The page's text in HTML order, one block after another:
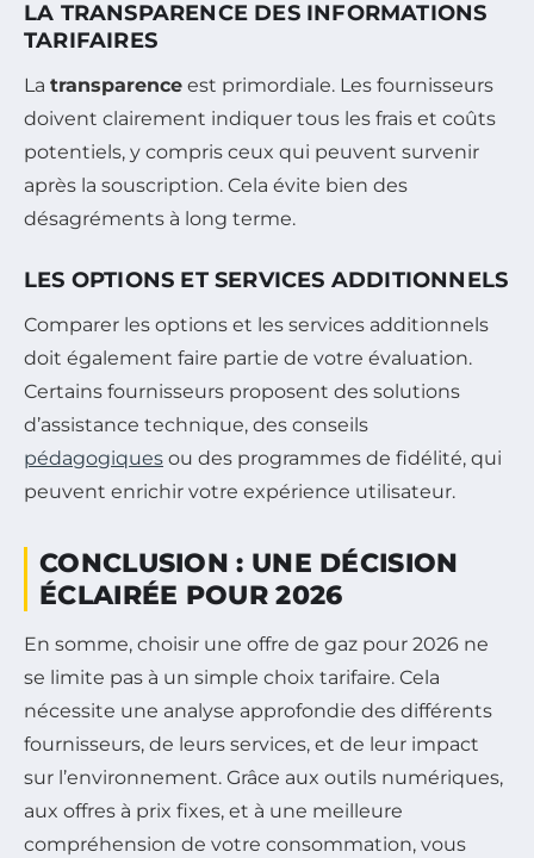
LA TRANSPARENCE DES INFORMATIONS
TARIFAIRES
La transparence est primordiale. Les fournisseurs
doivent clairement indiquer tous les frais et coûts
potentiels, y compris ceux qui peuvent survenir
après la souscription. Cela évite bien des
désagréments à long terme.
LES OPTIONS ET SERVICES ADDITIONNELS
Comparer les options et les services additionnels
doit également faire partie de votre évaluation.
Certains fournisseurs proposent des solutions
d’assistance technique, des conseils
pédagogiques ou des programmes de fidélité, qui
peuvent enrichir votre expérience utilisateur.
CONCLUSION : UNE DÉCISION
ÉCLAIRÉE POUR 2026
En somme, choisir une offre de gaz pour 2026 ne
se limite pas à un simple choix tarifaire. Cela
nécessite une analyse approfondie des différents
fournisseurs, de leurs services, et de leur impact
sur l’environnement. Grâce aux outils numériques,
aux offres à prix fixes, et à une meilleure
compréhension de votre consommation, vous